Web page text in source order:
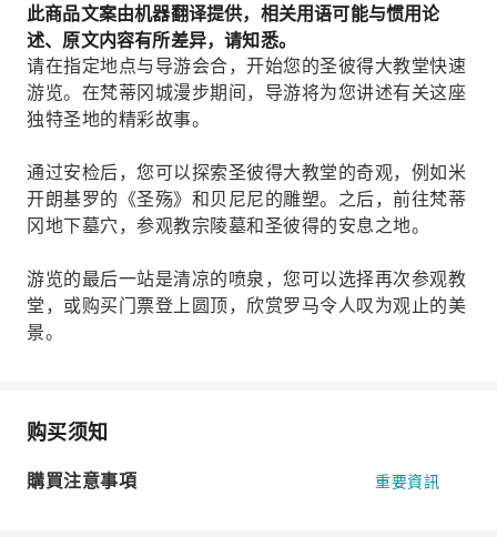
此商品文案由机器翻译提供，相关用语可能与惯用论
述、原文内容有所差异，请知悉。
请在指定地点与导游会合，开始您的圣彼得大教堂快速
游览。在梵蒂冈城漫步期间，导游将为您讲述有关这座
独特圣地的精彩故事。
通过安检后，您可以探索圣彼得大教堂的奇观，例如米
开朗基罗的《圣殇》和贝尼尼的雕塑。之后，前往梵蒂
冈地下墓穴，参观教宗陵墓和圣彼得的安息之地。
游览的最后一站是清凉的喷泉，您可以选择再次参观教
堂，或购买门票登上圆顶，欣赏罗马令人叹为观止的美
景。
购买须知
購買注意事項 重要資訊